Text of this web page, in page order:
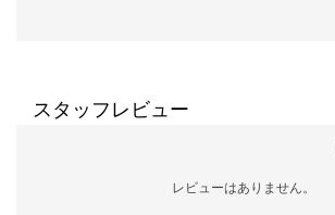
スタッフレビュー
レビューはありません。